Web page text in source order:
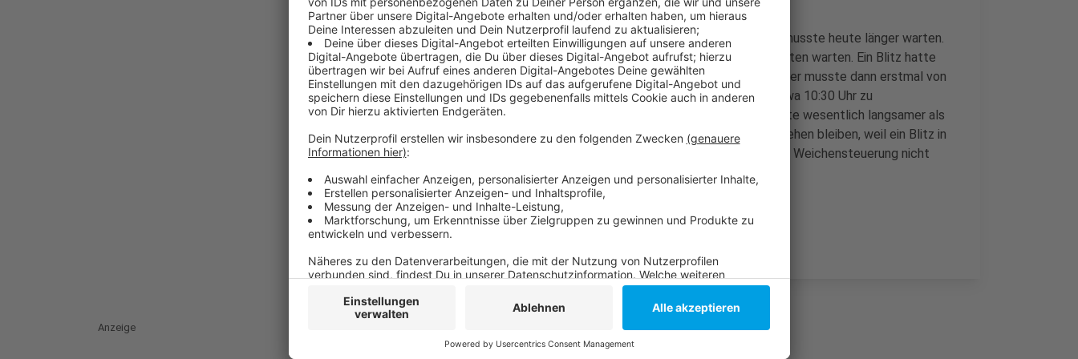
Aber auch wer mit öffentlichen Verkehrsmitteln unterwegs war, musste heute länger warten.
Auf der Linie U79 mussten Rheinbahnkunden heute bis zu 20 Minuten warten. Ein Blitz hatte
am Morgen in Duisburg einen Baum am Streckenrand getroffen. Der musste dann erstmal von
den Gleisen wieder entfernt werden. In Folge kam es noch bis etwa 10:30 Uhr zu
Verzögerungen. Aber auch die Züge der Deutschen Bahn sind heute wesentlich langsamer als
sonst gefahren. Einige REs mussten zeitweise sogar komplett stehen bleiben, weil ein Blitz in
ein Stellwerk in Mülheim eingeschlagen hatte. Daraufhin hatte die Weichensteuerung nicht
mehr richtig funktioniert und musste repariert werden.
Anzeige
Anzeige